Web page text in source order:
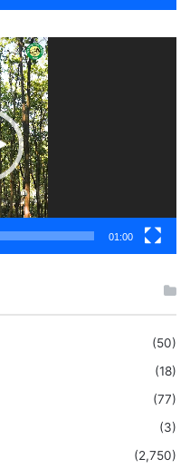
01:00
(50)
(18)
(77)
(3)
(2,750)